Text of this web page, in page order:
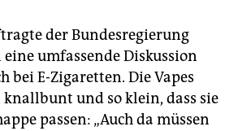
der Bundesregierung
umfassende Diskussion
bei E-Zigaretten. Die Vapes
und so klein, dass sie
passen: „Auch da müssen